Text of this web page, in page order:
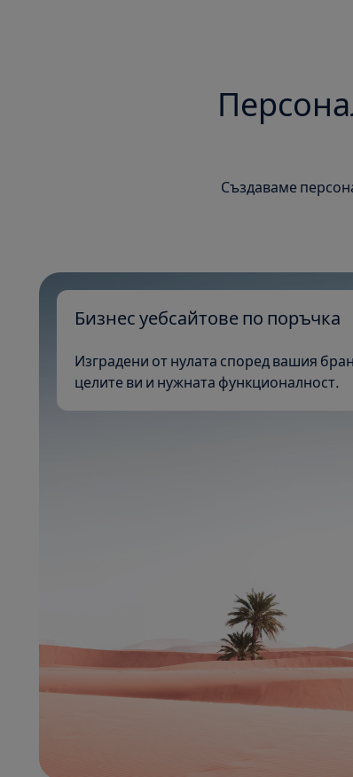
Създаваме
Бизнес уебсайтове по поръчка
Изградени от нулата според вашия
целите ви и нужната функционалност.